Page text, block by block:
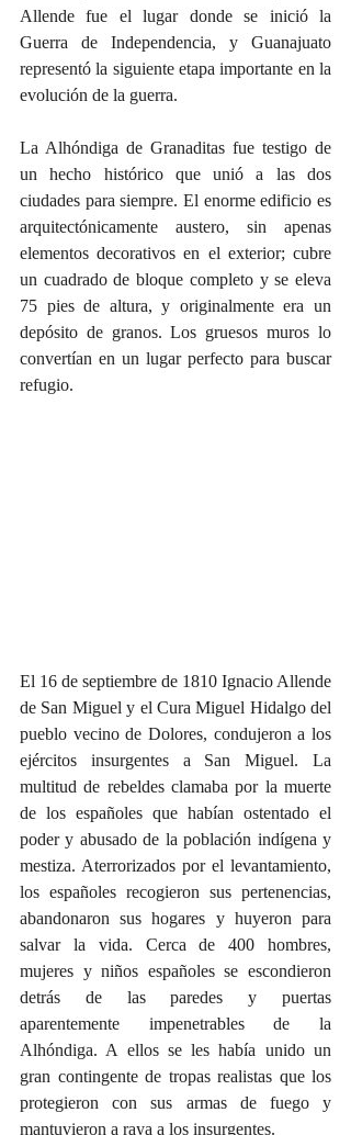
Allende fue el lugar donde se inició la
Guerra de Independencia, y Guanajuato
representó la siguiente etapa importante en la
evolución de la guerra.
La Alhóndiga de Granaditas fue testigo de
un hecho histórico que unió a las dos
ciudades para siempre. El enorme edificio es
arquitectónicamente austero, sin apenas
elementos decorativos en el exterior; cubre
un cuadrado de bloque completo y se eleva
75 pies de altura, y originalmente era un
depósito de granos. Los gruesos muros lo
convertían en un lugar perfecto para buscar
refugio.
El 16 de septiembre de 1810 Ignacio Allende
de San Miguel y el Cura Miguel Hidalgo del
pueblo vecino de Dolores, condujeron a los
ejércitos insurgentes a San Miguel. La
multitud de rebeldes clamaba por la muerte
de los españoles que habían ostentado el
poder y abusado de la población indígena y
mestiza. Aterrorizados por el levantamiento,
los españoles recogieron sus pertenencias,
abandonaron sus hogares y huyeron para
salvar la vida. Cerca de 400 hombres,
mujeres y niños españoles se escondieron
detrás de las paredes y puertas
aparentemente impenetrables de la
Alhóndiga. A ellos se les había unido un
gran contingente de tropas realistas que los
protegieron con sus armas de fuego y
mantuvieron a raya a los insurgentes.